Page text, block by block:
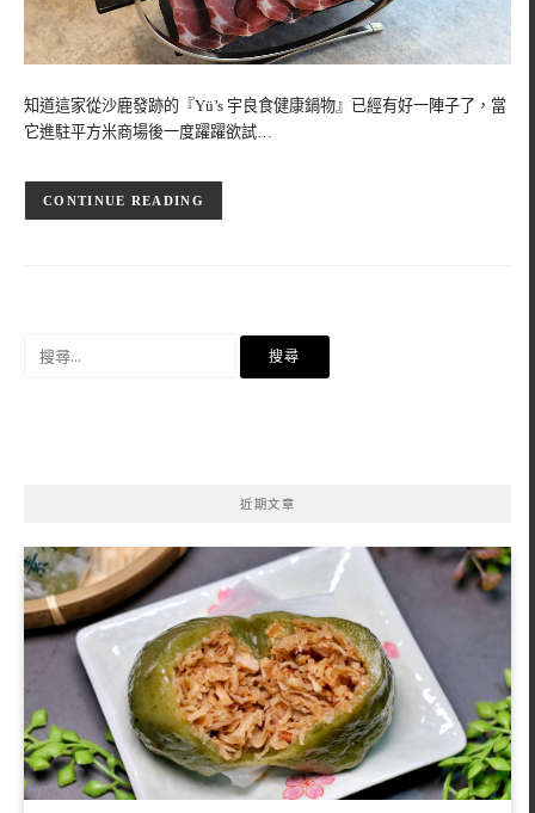
知道這家從沙鹿發跡的『Yü’s 宇良食健康鍋物』已經有好一陣子了，當
它進駐平方米商場後一度躍躍欲試…
CONTINUE READING
近期文章